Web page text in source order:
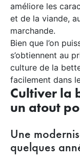
améliore les
et de la viande,
marchande.
Bien que l’on
s’obtiennent au
culture de la
facilement dans
Cultiver la
un atout
Une
quelques